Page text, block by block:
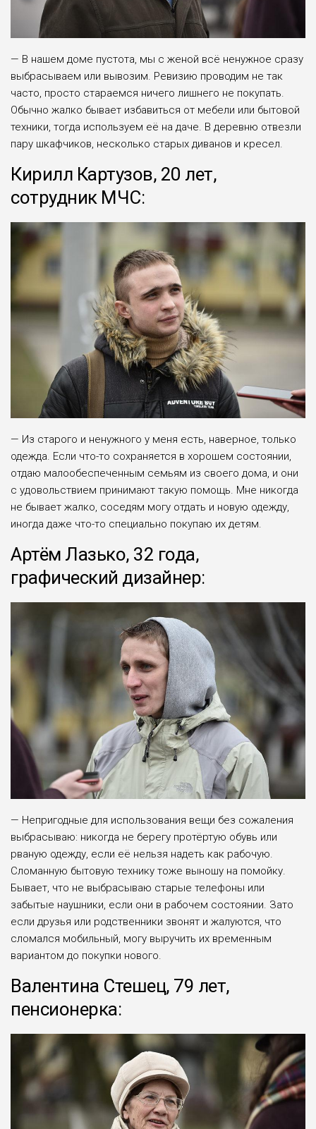
— В нашем доме пустота, мы с женой всё ненужное сразу
выбрасываем или вывозим. Ревизию проводим не так
часто, просто стараемся ничего лишнего не покупать.
Обычно жалко бывает избавиться от мебели или бытовой
техники, тогда используем её на даче. В деревню отвезли
пару шкафчиков, несколько старых диванов и кресел.
Кирилл Картузов, 20 лет,
сотрудник МЧС:
— Из старого и ненужного у меня есть, наверное, только
одежда. Если что-то сохраняется в хорошем состоянии,
отдаю малообеспеченным семьям из своего дома, и они
с удовольствием принимают такую помощь. Мне никогда
не бывает жалко, соседям могу отдать и новую одежду,
иногда даже что-то специально покупаю их детям.
Артём Лазько, 32 года,
графический дизайнер:
— Непригодные для использования вещи без сожаления
выбрасываю: никогда не берегу протёртую обувь или
рваную одежду, если её нельзя надеть как рабочую.
Сломанную бытовую технику тоже выношу на помойку.
Бывает, что не выбрасываю старые телефоны или
забытые наушники, если они в рабочем состоянии. Зато
если друзья или родственники звонят и жалуются, что
сломался мобильный, могу выручить их временным
вариантом до покупки нового.
Валентина Стешец, 79 лет,
пенсионерка: